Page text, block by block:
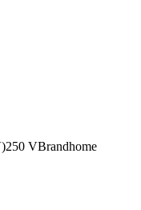
VBrandhome